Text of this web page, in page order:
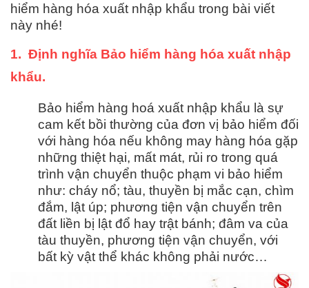
hiểm hàng hóa xuất nhập khẩu trong bài viết
này nhé!
1. Định nghĩa Bảo hiểm hàng hóa xuất nhập
khẩu.
Bảo hiểm hàng hoá xuất nhập khẩu là sự
cam kết bồi thường của đơn vị bảo hiểm đối
với hàng hóa nếu không may hàng hóa gặp
những thiệt hại, mất mát, rủi ro trong quá
trình vận chuyển thuộc phạm vi bảo hiểm
như: cháy nổ; tàu, thuyền bị mắc cạn, chìm
đắm, lật úp; phương tiện vận chuyển trên
đất liền bị lật đổ hay trật bánh; đâm va của
tàu thuyền, phương tiện vận chuyển, với
bất kỳ vật thể khác không phải nước…